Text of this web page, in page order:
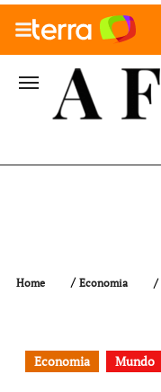
010" />
Home Economia
Economia Mundo